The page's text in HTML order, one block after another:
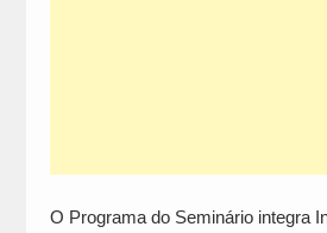
O Programa do Seminário integra